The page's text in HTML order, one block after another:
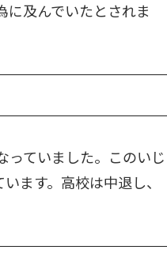
に及んでいたとされま
っていました。このいじ
ます。高校は中退し、